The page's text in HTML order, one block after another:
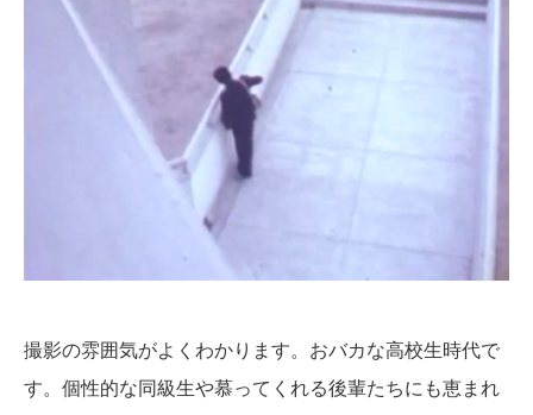
撮影の雰囲気がよくわかります。おバカな高校生時代で
す。個性的な同級生や慕ってくれる後輩たちにも恵まれ